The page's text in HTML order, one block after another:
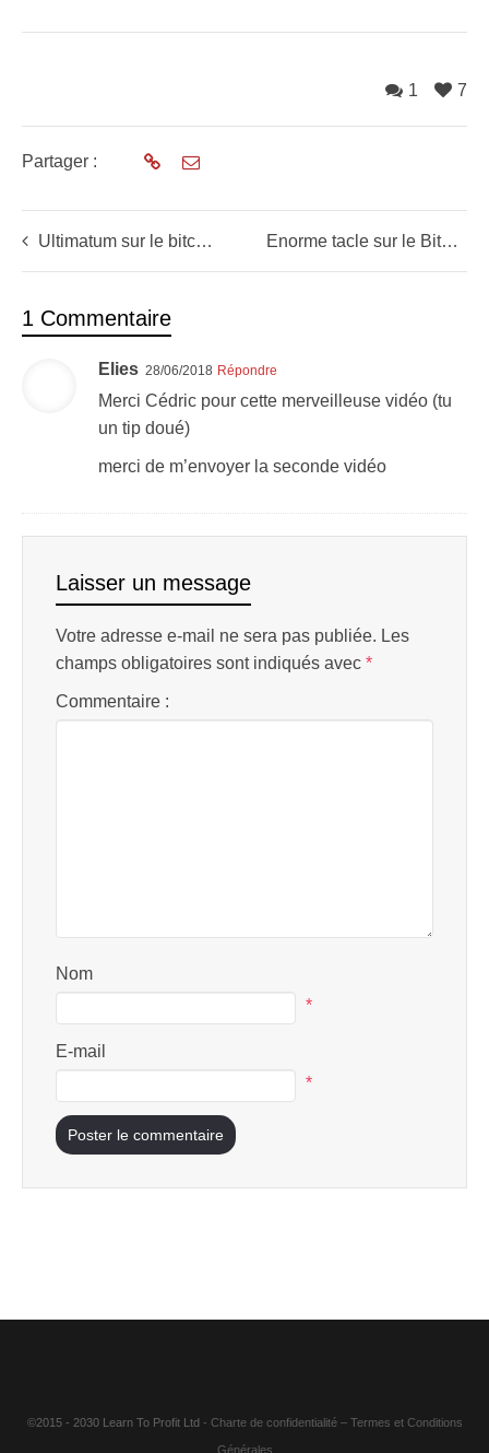
7
1
Partager :
Ultimatum sur le bitcoin (et cas pratiques de swing trades actions US) Enorme tacle sur le Bitcoin… que faire ? (+ le retour des opportunités se confirme sur les actions)
1 Commentaire
Elies 28/06/2018 Répondre
Merci Cédric pour cette merveilleuse vidéo (tu
un tip doué)
merci de m’envoyer la seconde vidéo
Laisser un message
Votre adresse e-mail ne sera pas publiée. Les
champs obligatoires sont indiqués avec *
Commentaire :
Nom
*
E-mail
*
©2015 - 2030 Learn To Profit Ltd - Charte de confidentialité– Termes et Conditions
Générales